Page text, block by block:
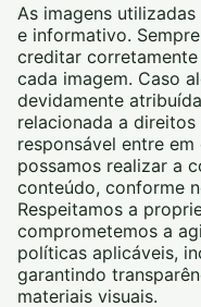
As imagens
e informativo.
creditar
cada imagem. Caso
devidamente
relacionada a
responsável entre
possamos realizar a
conteúdo, conforme
Respeitamos a
comprometemos a
políticas aplicáveis,
garantindo
materiais visuais.